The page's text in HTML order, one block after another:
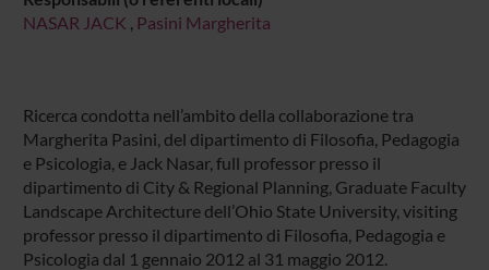
NASAR JACK , Pasini Margherita
Ricerca condotta nell’ambito della collaborazione tra
Margherita Pasini, del dipartimento di Filosofia, Pedagogia
e Psicologia, e Jack Nasar, full professor presso il
dipartimento di City & Regional Planning, Graduate Faculty
Landscape Architecture dell’Ohio State University, visiting
professor presso il dipartimento di Filosofia, Pedagogia e
Psicologia dal 1 gennaio 2012 al 31 maggio 2012.